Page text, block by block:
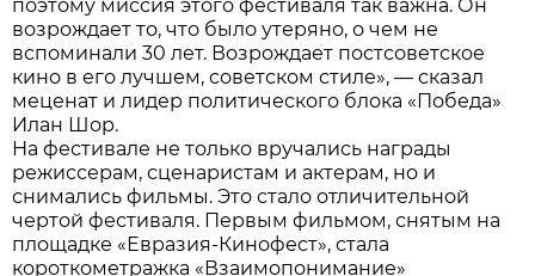
поэтому миссия этого фестиваля так важна. Он
возрождает то, что было утеряно, о чем не
вспоминали 30 лет. Возрождает постсоветское
кино в его лучшем, советском стиле», — сказал
меценат и лидер политического блока «Победа»
Илан Шор.
На фестивале не только вручались награды
режиссерам, сценаристам и актерам, но и
снимались фильмы. Это стало отличительной
чертой фестиваля. Первым фильмом, снятым на
площадке «Евразия-Кинофест», стала
короткометражка «Взаимопонимание»